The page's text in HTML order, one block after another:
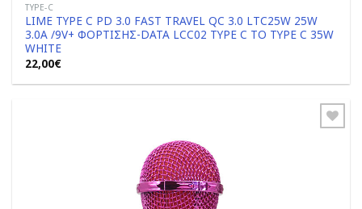
TYPE-C
LIME TYPE C PD 3.0 FAST TRAVEL QC 3.0 LTC25W 25W
3.0A /9V+ ΦΟΡΤΙΣΗΣ-DATA LCC02 TYPE C TO TYPE C 35W
WHITE
22,00€